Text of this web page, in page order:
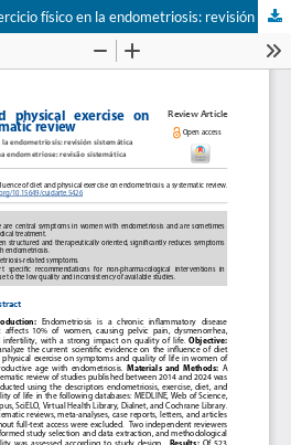
Influencia de la dieta y ejercicio físico en la endometriosis: revisión sistemática